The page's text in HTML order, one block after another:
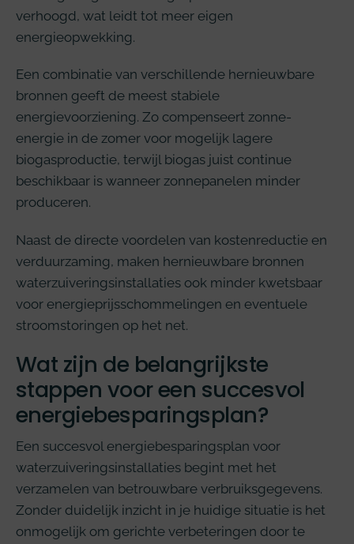
verhoogd, wat leidt tot meer eigen
energieopwekking.
Een combinatie van verschillende hernieuwbare
bronnen geeft de meest stabiele
energievoorziening. Zo compenseert zonne-
energie in de zomer voor mogelijk lagere
biogasproductie, terwijl biogas juist continue
beschikbaar is wanneer zonnepanelen minder
produceren.
Naast de directe voordelen van kostenreductie en
verduurzaming, maken hernieuwbare bronnen
waterzuiveringsinstallaties ook minder kwetsbaar
voor energieprijsschommelingen en eventuele
stroomstoringen op het net.
Wat zijn de belangrijkste
stappen voor een succesvol
energiebesparingsplan?
Een succesvol energiebesparingsplan voor
waterzuiveringsinstallaties begint met het
verzamelen van betrouwbare verbruiksgegevens.
Zonder duidelijk inzicht in je huidige situatie is het
onmogelijk om gerichte verbeteringen door te